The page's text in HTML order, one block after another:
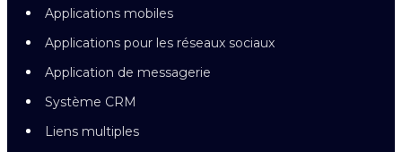
Applications mobiles
Applications pour les réseaux sociaux
Application de messagerie
Système CRM
Liens multiples